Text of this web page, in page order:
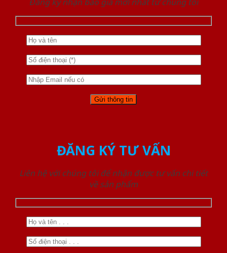
ĐĂNG KÝ TƯ VẤN
Liên hệ với chúng tôi để nhận được tư vấn chi tiết
về sản phẩm